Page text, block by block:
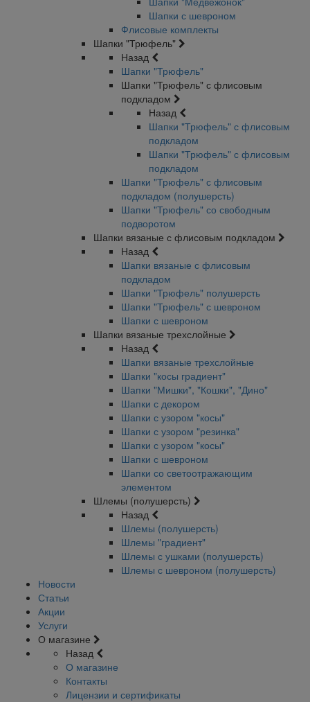
Шапки с шевроном
Флисовые комплекты
Шапки "Трюфель"
Назад
Шапки "Трюфель"
Шапки "Трюфель" с флисовым
подкладом
Назад
Шапки "Трюфель" с флисовым
подкладом
Шапки "Трюфель" с флисовым
подкладом
Шапки "Трюфель" с флисовым
подкладом (полушерсть)
Шапки "Трюфель" со свободным
подворотом
Шапки вязаные с флисовым подкладом
Назад
Шапки вязаные с флисовым
подкладом
Шапки "Трюфель" полушерсть
Шапки "Трюфель" с шевроном
Шапки с шевроном
Шапки вязаные трехслойные
Назад
Шапки вязаные трехслойные
Шапки "косы градиент"
Шапки "Мишки", "Кошки", "Дино"
Шапки с декором
Шапки с узором "косы"
Шапки с узором "резинка"
Шапки с узором "косы"
Шапки с шевроном
Шапки со светоотражающим
элементом
Шлемы (полушерсть)
Назад
Шлемы (полушерсть)
Шлемы "градиент"
Шлемы с ушками (полушерсть)
Шлемы с шевроном (полушерсть)
Новости
Статьи
Акции
Услуги
О магазине
Назад
О магазине
Контакты
Лицензии и сертификаты